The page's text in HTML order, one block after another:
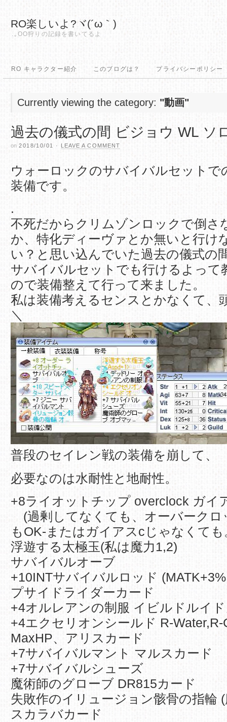
RO楽しいよ?ヾ(´ω｀)
.｡OO狩りの記録を書いてるよ
RO キャラクター紹介 このブログは？ プライバシーポリシー
Currently viewing the category: "動画"
過去の儀式の間 ビジョウ WL ソ
on 2018/10/01 · LEAVE A COMMENT
ウォーロックのサバイバルセットで
装備です。
.
不死だからクリムゾンロックで倒さ
か、特化ディーヴァとか無いと行け
い？と思い込んでいた過去の儀式の
サバイバルセットでも行けるよって
ので装備整えて行って来ました。
私は装備考えるセンスとかなくて、
＼
普段のセイレン戦の装備を崩して、
必要なのは水耐性と地耐性。
+8ライオットチップ overclock ガイ
(過剰してなくても、オーバークロ
もOK-またはガイアスcじゃなくても
浮遊する太極玉(私は魔力1,2)
サバイバルオーブ
+10INTサバイバルロッド
プサイドライダーカード
+4オルレアンの制服 イビルドルイ
+4エクセリオンシールド R-Water,R-
MaxHP、アリスカード
+7サバイバルマント マルスカード
+7サバイバルシューズ
魔術師のグローブ DR815カード
失敗作のイリュージョン骸骨の指輪
スカラバカード